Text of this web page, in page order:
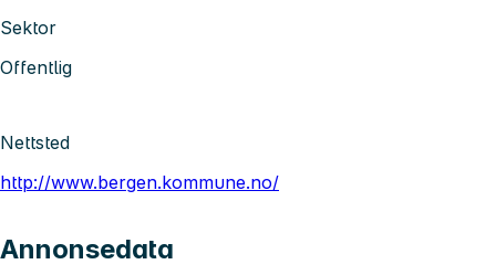
Sektor
Offentlig
Nettsted
http://www.bergen.kommune.no/
Annonsedata